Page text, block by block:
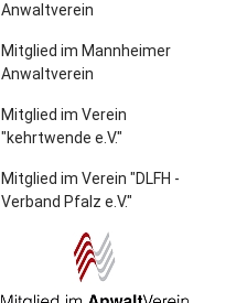
Anwaltverein
Mitglied im Mannheimer
Anwaltverein
Mitglied im Verein
"kehrtwende e.V."
Mitglied im Verein "DLFH -
Verband Pfalz e.V."